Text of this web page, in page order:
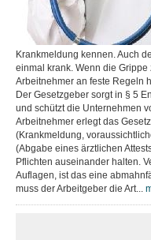
Krankmeldung kennen. Auch
einmal krank. Wenn die
Arbeitnehmer an feste Regeln
Der Gesetzgeber sorgt in § 5
und schützt die Unternehmen
Arbeitnehmer erlegt das
(Krankmeldung,
(Abgabe eines ärztlichen
Pflichten auseinander halten.
Auflagen, ist das eine
muss der Arbeitgeber die Art...